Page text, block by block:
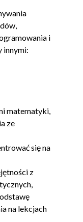
00:15:36
i
innymi:
matematyki,
ze
się na
z
na lekcjach